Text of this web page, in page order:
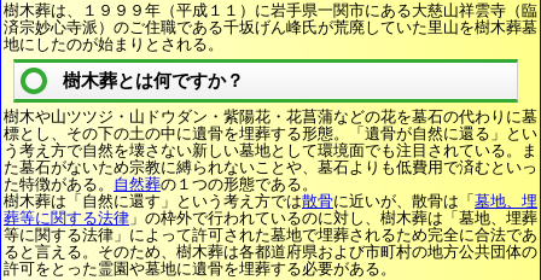
樹木葬は、１９９９年（平成１１）に岩手県一関市にある大慈山祥雲寺（臨
済宗妙心寺派）のご住職である千坂げん峰氏が荒廃していた里山を樹木葬墓
地にしたのが始まりとされる。
樹木葬とは何ですか？
樹木や山ツツジ・山ドウダン・紫陽花・花菖蒲などの花を墓石の代わりに墓
標とし、その下の土の中に遺骨を埋葬する形態。「遺骨が自然に還る」とい
う考え方で自然を壊さない新しい墓地として環境面でも注目されている。ま
た墓石がないため宗教に縛られないことや、墓石よりも低費用で済むといっ
た特徴がある。 自然葬の１つの形態である。
樹木葬は「自然に還す」という考え方では散骨に近いが、散骨は「 墓地、埋
葬等に関する法律 」の枠外で行われているのに対し、樹木葬は「墓地、埋葬
等に関する法律」によって許可された墓地で埋葬されるため完全に合法であ
ると言える。そのため、樹木葬は各都道府県および市町村の地方公共団体の
許可をとった霊園や墓地に遺骨を埋葬する必要がある。